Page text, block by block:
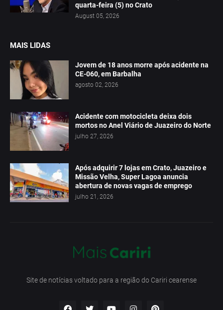
quarta-feira (5) no Crato
August 05, 2026
MAIS LIDAS
Jovem de 18 anos morre após acidente na
CE-060, em Barbalha
agosto 02, 2026
Acidente com motocicleta deixa dois
mortos no Anel Viário de Juazeiro do Norte
julho 27, 2026
Após adquirir 7 lojas em Crato, Juazeiro e
Missão Velha, Super Lagoa anuncia
abertura de novas vagas de emprego
julho 21, 2026
Site de notícias voltado para a região do Cariri cearense